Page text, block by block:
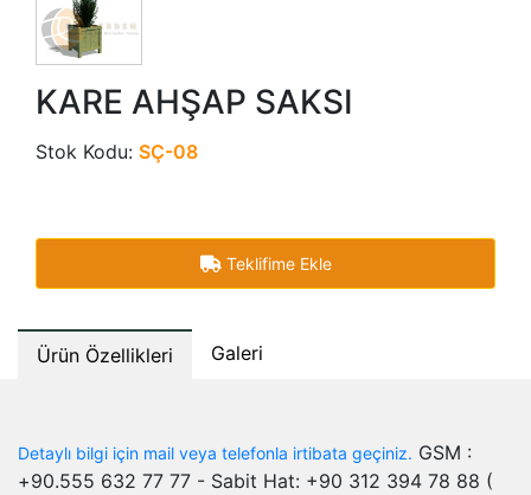
KARE AHŞAP SAKSI
Stok Kodu: SÇ-08
Teklifime Ekle
Ürün Özellikleri Galeri
Detaylı bilgi için mail veya telefonla irtibata geçiniz. GSM :
+90.555 632 77 77 - Sabit Hat: +90 312 394 78 88 (